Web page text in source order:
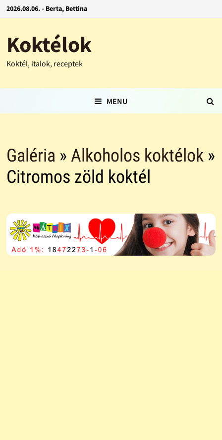
2026.08.06. - Berta, Bettina
Koktélok
Koktél, italok, receptek
MENU
Galéria » Alkoholos koktélok»
Citromos zöld koktél